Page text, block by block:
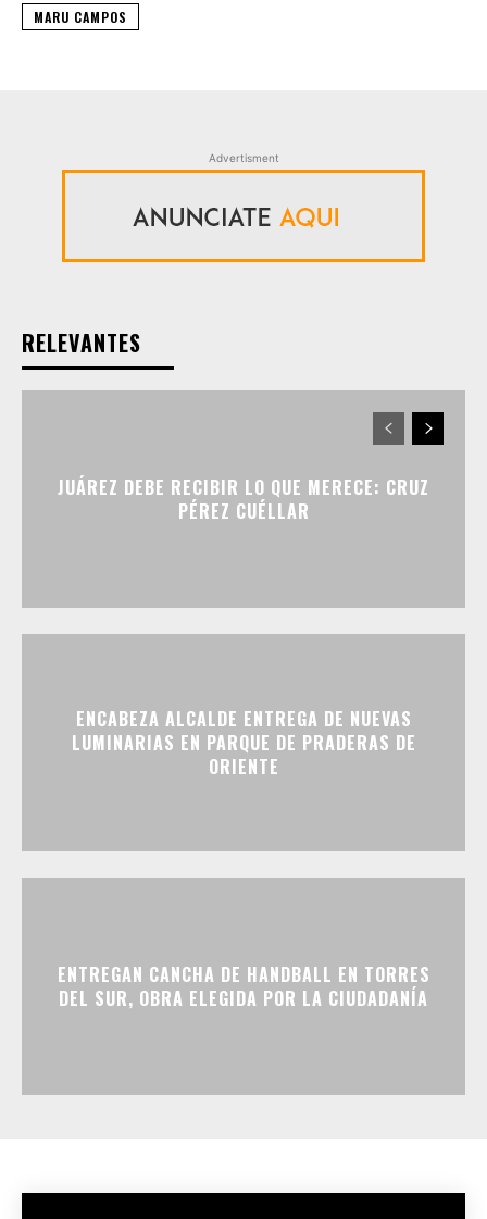
MARU CAMPOS
Advertisment
RELEVANTES
JUÁREZ DEBE RECIBIR LO QUE MERECE: CRUZ
PÉREZ CUÉLLAR
ENCABEZA ALCALDE ENTREGA DE NUEVAS
LUMINARIAS EN PARQUE DE PRADERAS DE
ORIENTE
ENTREGAN CANCHA DE HANDBALL EN TORRES
DEL SUR, OBRA ELEGIDA POR LA CIUDADANÍA